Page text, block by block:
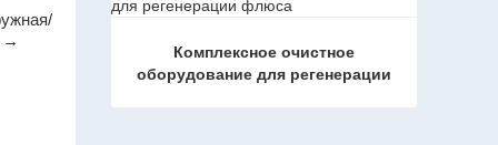
→
Связаться сейчас
Комплексное очистное
оборудование для регенерации